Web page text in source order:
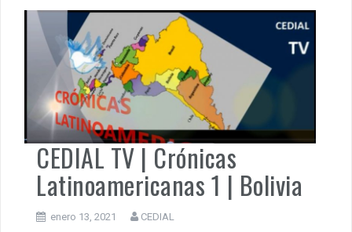
En estas tres décadas pasó de ser una unión con fines
comerciales a un bloque político de dignidad hasta un
presente en el que la fractura es el […]
Actualidad,América Latina Argentina Democracia
Economía,Historia, Política